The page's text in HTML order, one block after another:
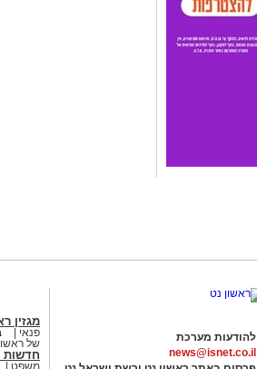
להודעות מערכת
news@isnet.co.il
מגזין
פנאי
של ראשון
חדשות
משפט